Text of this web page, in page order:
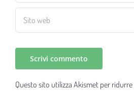
Questo sito utilizza Akismet per ridurre